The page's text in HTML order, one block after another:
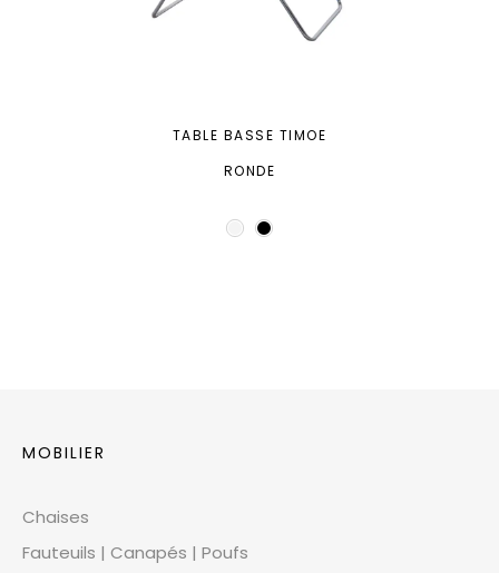
TABLE BASSE TIMOE
RONDE
MOBILIER
Chaises
Fauteuils | Canapés | Poufs